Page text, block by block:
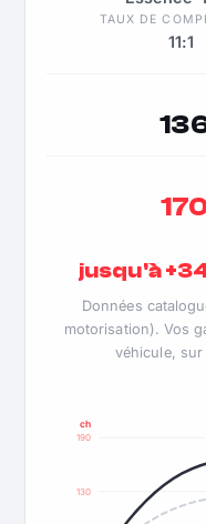
TAUX DE
11:1
jusqu'à
Données
motorisation). Vos
véhicule,
130
190
ch